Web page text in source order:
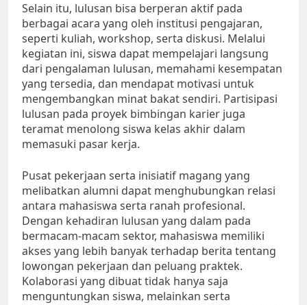
Selain itu, lulusan bisa berperan aktif pada
berbagai acara yang oleh institusi pengajaran,
seperti kuliah, workshop, serta diskusi. Melalui
kegiatan ini, siswa dapat mempelajari langsung
dari pengalaman lulusan, memahami kesempatan
yang tersedia, dan mendapat motivasi untuk
mengembangkan minat bakat sendiri. Partisipasi
lulusan pada proyek bimbingan karier juga
teramat menolong siswa kelas akhir dalam
memasuki pasar kerja.
Pusat pekerjaan serta inisiatif magang yang
melibatkan alumni dapat menghubungkan relasi
antara mahasiswa serta ranah profesional.
Dengan kehadiran lulusan yang dalam pada
bermacam-macam sektor, mahasiswa memiliki
akses yang lebih banyak terhadap berita tentang
lowongan pekerjaan dan peluang praktek.
Kolaborasi yang dibuat tidak hanya saja
menguntungkan siswa, melainkan serta